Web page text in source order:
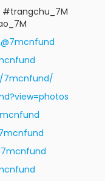
7mcnfund/